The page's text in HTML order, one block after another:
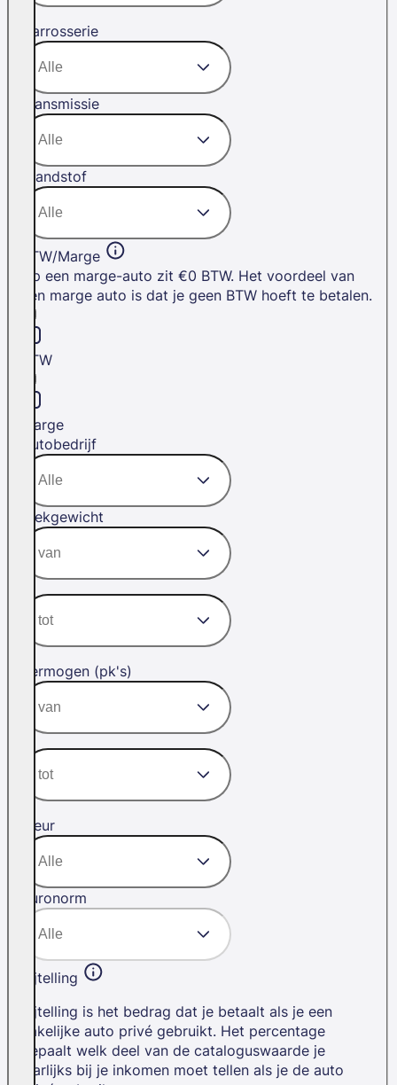
Carrosserie
Transmissie
Brandstof
BTW/Marge
Op een marge-auto zit €0 BTW. Het voordeel van
een marge auto is dat je geen BTW hoeft te betalen.
BTW
Marge
Autobedrijf
Trekgewicht
Vermogen (pk's)
Kleur
Euronorm
Bijtelling
Bijtelling is het bedrag dat je betaalt als je een
zakelijke auto privé gebruikt. Het percentage
bepaalt welk deel van de cataloguswaarde je
jaarlijks bij je inkomen moet tellen als je de auto